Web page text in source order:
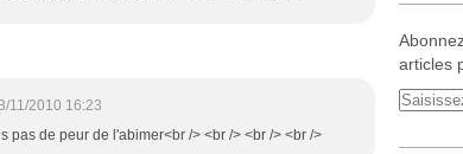
11/2010 16:23
pas de peur de l'abimer<br /> <br /> <br /> <br />
articles